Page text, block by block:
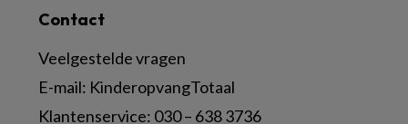
Contact
Veelgestelde vragen
E-mail: KinderopvangTotaal
Klantenservice: 030 – 638 3736